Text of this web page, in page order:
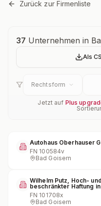
Zurück zur Firmenliste
37 Unternehmen in
Als
Rechtsform
Jetzt auf Plus
Autohaus Oberhauser
FN 100584v
Bad Goisern
Wilhelm Putz, Hoch-
beschränkter Haftung
FN 101708x
Bad Goisern